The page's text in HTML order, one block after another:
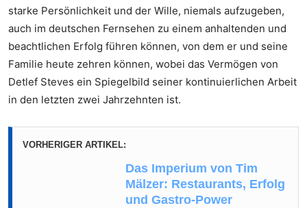
starke Persönlichkeit und der Wille, niemals aufzugeben,
auch im deutschen Fernsehen zu einem anhaltenden und
beachtlichen Erfolg führen können, von dem er und seine
Familie heute zehren können, wobei das Vermögen von
Detlef Steves ein Spiegelbild seiner kontinuierlichen Arbeit
in den letzten zwei Jahrzehnten ist.
VORHERIGER ARTIKEL:
Das Imperium von Tim
Mälzer: Restaurants, Erfolg
und Gastro-Power